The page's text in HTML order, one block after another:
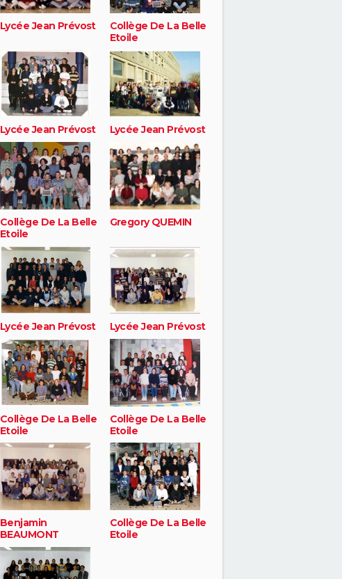
Lycée Jean Prévost
Collège De La Belle
Etoile
Lycée Jean Prévost Lycée Jean Prévost
Collège De La Belle
Etoile
Gregory QUEMIN
Lycée Jean Prévost Lycée Jean Prévost
Collège De La Belle
Etoile
Collège De La Belle
Etoile
Benjamin
BEAUMONT
Collège De La Belle
Etoile